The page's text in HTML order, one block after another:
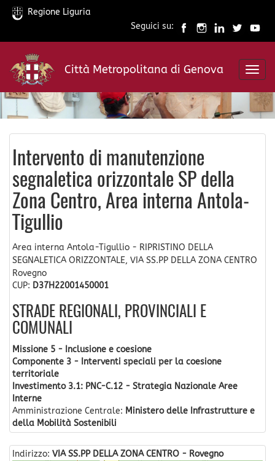
Salta
contenuto
principale
Regione Liguria
Seguici su:
Città Metropolitana di Genova
Intervento di manutenzione
segnaletica orizzontale SP della
Zona Centro, Area interna Antola-
Tigullio
Area interna Antola-Tigullio - RIPRISTINO DELLA
SEGNALETICA ORIZZONTALE, VIA SS.PP DELLA ZONA CENTRO
Rovegno
CUP: D37H22001450001
STRADE REGIONALI, PROVINCIALI E
COMUNALI
Missione 5 - Inclusione e coesione
Componente 3 - Interventi speciali per la coesione
territoriale
Investimento 3.1: PNC-C.12 - Strategia Nazionale Aree
Interne
Amministrazione Centrale: Ministero delle Infrastrutture e
della Mobilità Sostenibili
Indirizzo: VIA SS.PP DELLA ZONA CENTRO - Rovegno